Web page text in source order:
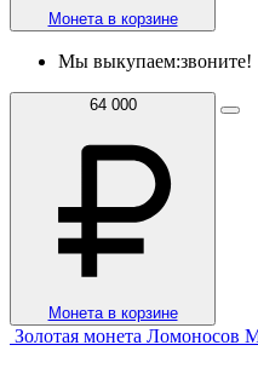
Монета в корзине
Мы выкупаем:звоните!
64 000
Монета в корзине
Золотая монета Ломоносов